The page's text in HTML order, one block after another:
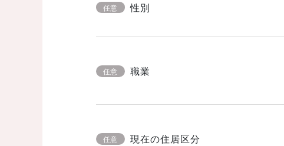
任意 性別
任意 職業
任意 現在の住居区分